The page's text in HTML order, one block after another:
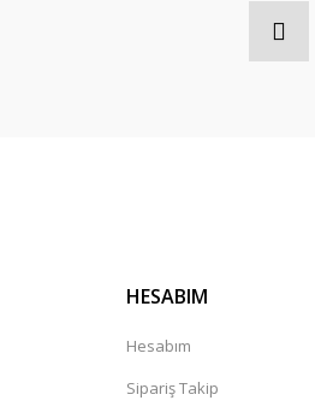
HESABIM
Hesabım
Sipariş Takip